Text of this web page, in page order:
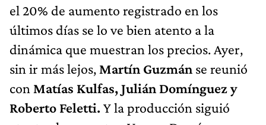
el 20% de aumento registrado en los
últimos días se lo ve bien atento a la
dinámica que muestran los precios. Ayer,
sin ir más lejos, Martín Guzmán se reunió
con Matías Kulfas, Julián Domínguez y
Roberto Feletti. Y la producción siguió